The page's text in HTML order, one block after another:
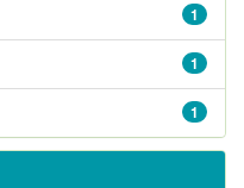
1
1
1